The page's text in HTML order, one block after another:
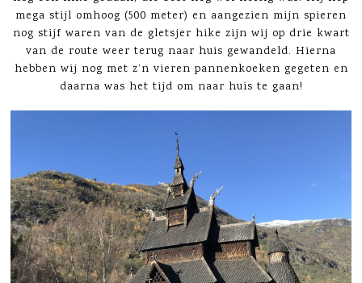
mega stijl omhoog (500 meter) en aangezien mijn spieren
nog stijf waren van de gletsjer hike zijn wij op drie kwart
van de route weer terug naar huis gewandeld. Hierna
hebben wij nog met z’n vieren pannenkoeken gegeten en
daarna was het tijd om naar huis te gaan!